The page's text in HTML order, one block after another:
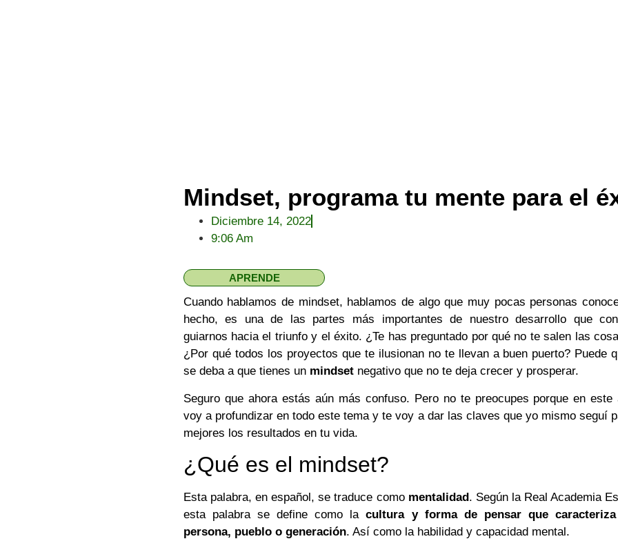
Mindset, programa tu mente para el
Diciembre 14, 2022
9:06 Am
APRENDE
Cuando hablamos de mindset, hablamos de algo que muy pocas personas
hecho, es una de las partes más importantes de nuestro desarrollo que
guiarnos hacia el triunfo y el éxito. ¿Te has preguntado por qué no te salen las
¿Por qué todos los proyectos que te ilusionan no te llevan a buen puerto? Puede
se deba a que tienes un mindsetnegativo que no te deja crecer y prosperar.
Seguro que ahora estás aún más confuso. Pero no te preocupes porque en este
voy a profundizar en todo este tema y te voy a dar las claves que yo mismo seguí
mejores los resultados en tu vida.
¿Qué es el mindset?
Esta palabra, en español, se traduce como mentalidad. Según la Real Academia
esta palabra se define como lacultura y forma de pensar que
persona, pueblo o generación. Así como la habilidad y capacidad mental.